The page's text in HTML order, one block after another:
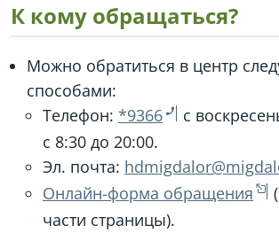
К кому обращаться?
Можно обратиться в центр
способами:
Телефон: *9366
с
с 8:30 до 20:00.
Эл. почта:
Онлайн-форма обращения
части страницы).